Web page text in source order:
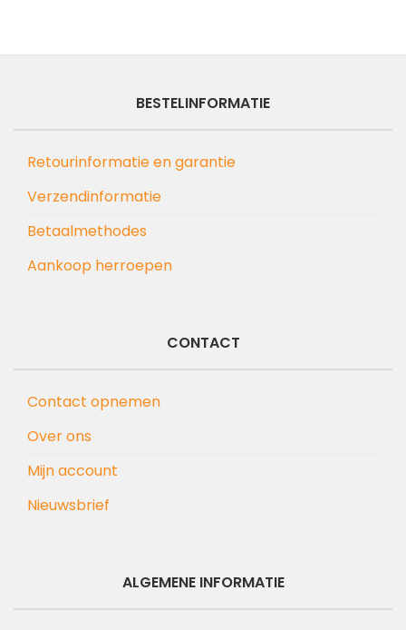
BESTELINFORMATIE
Retourinformatie en garantie
Verzendinformatie
Betaalmethodes
Aankoop herroepen
CONTACT
Contact opnemen
Over ons
Mijn account
Nieuwsbrief
ALGEMENE INFORMATIE